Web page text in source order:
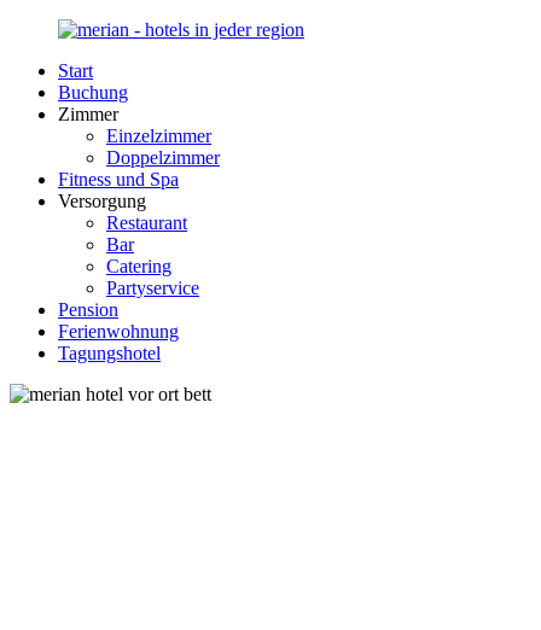
Zurück
Inhalt
Merian-
Hotel.de
Portal
Unterkunft
Deutschland
Start
Buchung
Zimmer
Einzelzimmer
Doppelzimmer
Fitness und Spa
Versorgung
Restaurant
Bar
Catering
Partyservice
Pension
Ferienwohnung
Tagungshotel